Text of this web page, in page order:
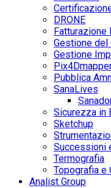
DRONE
Fatturazione
Gestione del
Gestione
Pubblica
SanaLives
Sicurezza in
Sketchup
Successioni
Termografia
Topografia e
Analist Group